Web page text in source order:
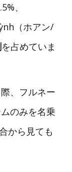
、
（ホアン/
を占めていま
、フルネー
のみを名乗
から見ても